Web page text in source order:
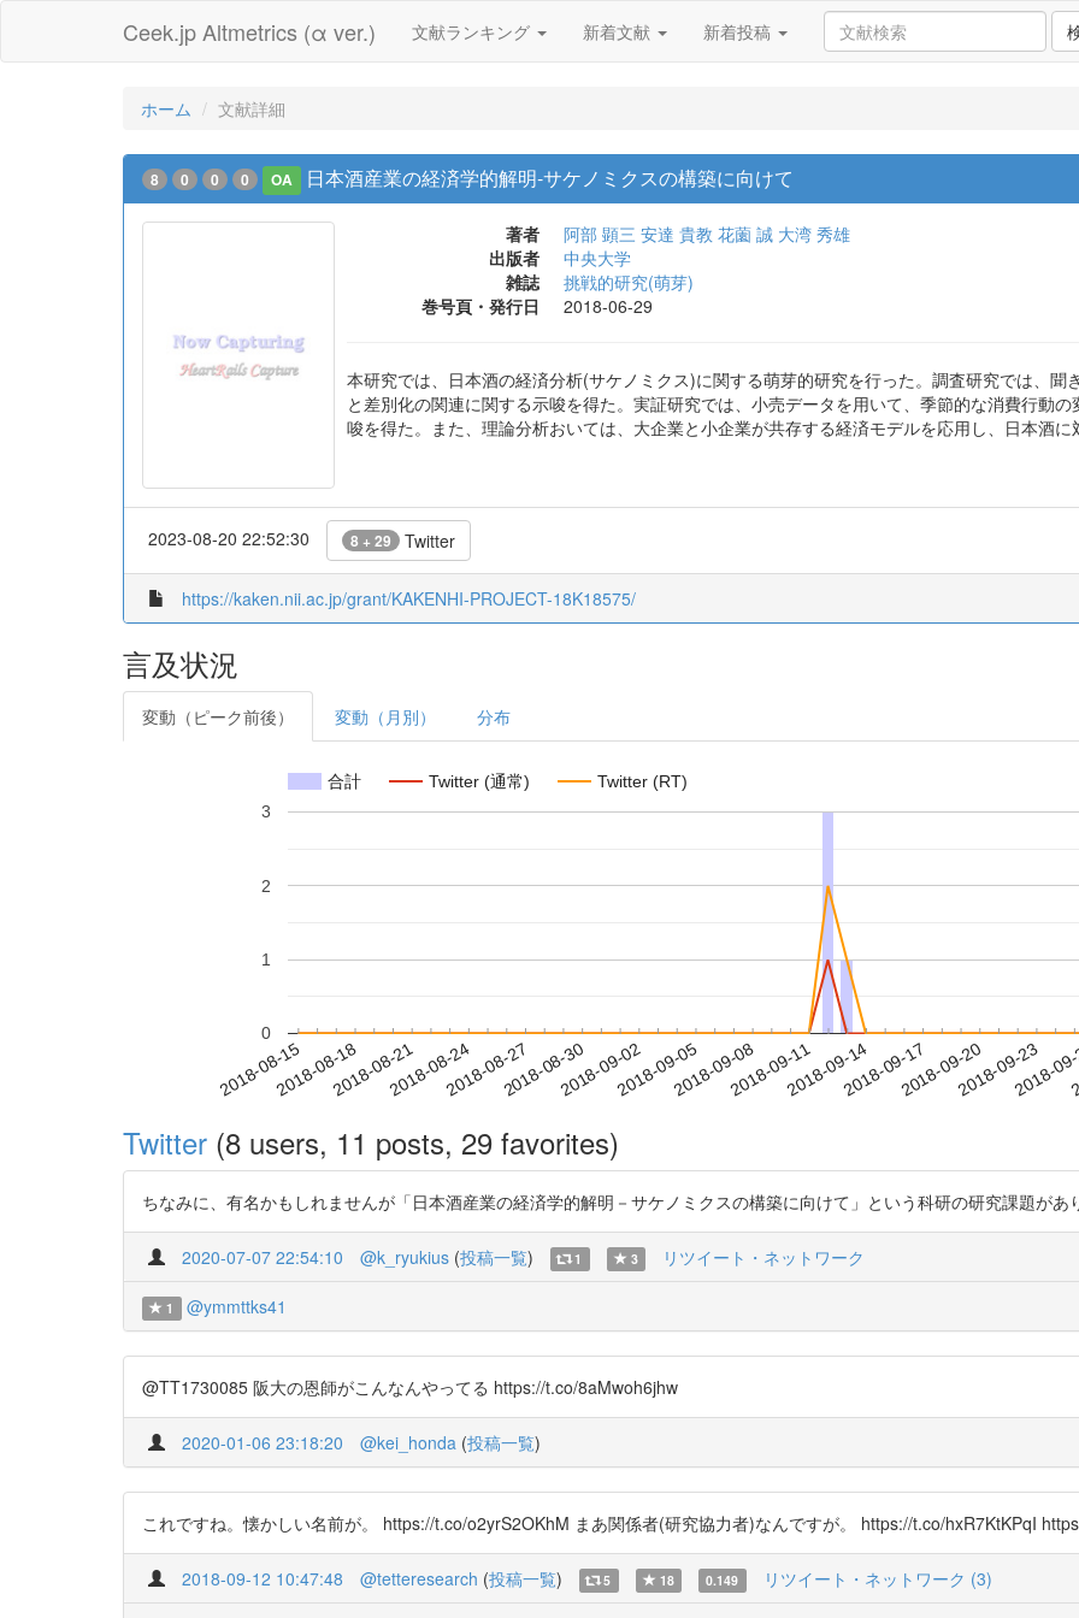
Ceek.jp Altmetrics (α ver.) 文献ランキング 新着文献 新着投稿
ホーム 文献詳細
8 0 0 0 OA 日本酒産業の経済学的解明-サケノミクスの構築に向けて
著者 阿部 顕三 安達 貴教 花薗 誠 大湾 秀雄
出版者
中央大学
雑誌
挑戦的研究(萌芽)
巻号頁・発行日
2018-06-29
本研究では、日本酒の経済分析(サケノミクス)に関する萌芽的研究を行った。調査研究では、聞
と差別化の関連に関する示唆を得た。実証研究では、小売データを用いて、季節的な消費行動
唆を得た。また、理論分析おいては、大企業と小企業が共存する経済モデルを応用し、日本酒に
2023-08-20 22:52:30 8 + 29 Twitter
https://kaken.nii.ac.jp/grant/KAKENHI-PROJECT-18K18575/
言及状況
変動（ピーク前後） 変動（月別） 分布
合計 Twitter (通常) Twitter (RT)
2018-08-152018-08-182018-08-212018-08-242018-08-272018-08-302018-09-022018-09-052018-09-082018-09-112018-09-142018-09-172018-09-202018-09-23
2018-
0
1
2
3
Twitter (8 users, 11 posts, 29 favorites)
ちなみに、有名かもしれませんが「日本酒産業の経済学的解明－サケノミクスの構築に向けて」という科研の研究課題が
2020-07-07 22:54:10 @k_ryukius (投稿一覧) 1 3 リツイート・ネットワーク
1 @ymmttks41
@TT1730085 阪大の恩師がこんなんやってる https://t.co/8aMwoh6jhw
2020-01-06 23:18:20 @kei_honda (投稿一覧)
これですね。懐かしい名前が。 https://t.co/o2yrS2OKhM まあ関係者(研究協力者)なんですが。 https://t.co/hxR7KtKPqI
2018-09-12 10:47:48 @tetteresearch (投稿一覧) 5 18 0.149 リツイート・ネットワーク (3)